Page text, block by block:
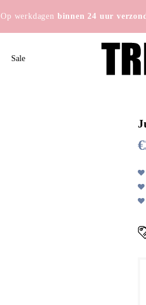
Op werkdagen binnen 24 uur
Sale
€